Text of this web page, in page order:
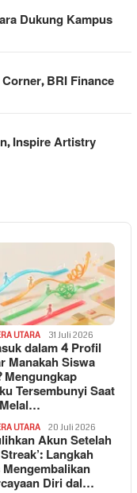
Dukung Kampus
BRI Finance
Inspire Artistry
UTARA 31 Juli 2026
dalam 4 Profil
Manakah Siswa
Mengungkap
Tersembunyi Saat
UTARA 20 Juli 2026
Akun Setelah
Langkah
Diri dal…